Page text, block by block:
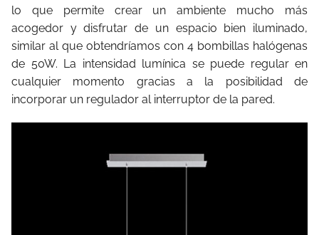
lo que permite crear un ambiente mucho más
acogedor y disfrutar de un espacio bien iluminado,
similar al que obtendríamos con 4 bombillas halógenas
de 50W. La intensidad lumínica se puede regular en
cualquier momento gracias a la posibilidad de
incorporar un regulador al interruptor de la pared.